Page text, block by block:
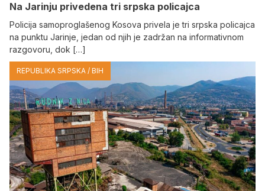
Na Јarinju privedena tri srpska policajca
Policija samoproglašenog Kosova privela je tri srpska policajca
na punktu Јarinje, jedan od njih je zadržan na informativnom
razgovoru, dok […]
REPUBLIKA SRPSKA / BIH